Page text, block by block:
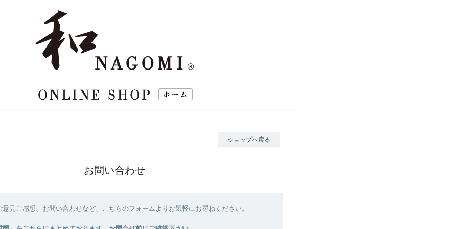
ショップへ戻る
お問い合わせ
意見ご感想、お問い合わせなど、こちらのフォームよりお気軽にお尋ねください。